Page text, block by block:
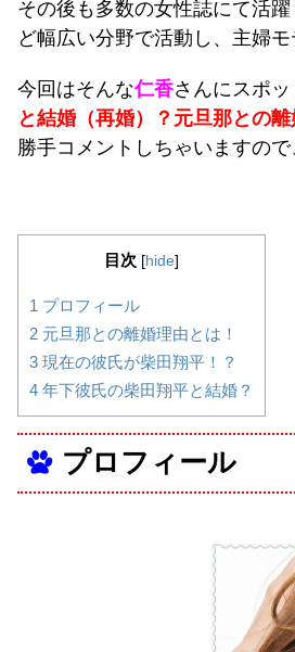
その後も多数の女性誌にて活
ど幅広い分野で活動し、主婦
今回はそんな仁香さんにスポ
と結婚（再婚）？元旦那との
勝手コメントしちゃいますの
目次 [hide]
1 プロフィール
2 元旦那との離婚理由とは！
3 現在の彼氏が柴田翔平！？
4 年下彼氏の柴田翔平と結婚？
プロフィール